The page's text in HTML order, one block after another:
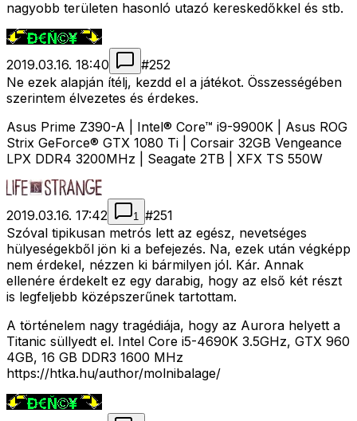
nagyobb területen hasonló utazó kereskedőkkel és stb.
2019.03.16. 18:40 #252
Ne ezek alapján ítélj, kezdd el a játékot. Összességében
szerintem élvezetes és érdekes.
Asus Prime Z390-A | Intel® Core™ i9-9900K | Asus ROG
Strix GeForce® GTX 1080 Ti | Corsair 32GB Vengeance
LPX DDR4 3200MHz | Seagate 2TB | XFX TS 550W
2019.03.16. 17:42 1 #251
Szóval tipikusan metrós lett az egész, nevetséges
hülyeségekből jön ki a befejezés. Na, ezek után végképp
nem érdekel, nézzen ki bármilyen jól. Kár. Annak
ellenére érdekelt ez egy darabig, hogy az első két részt
is legfeljebb középszerűnek tartottam.
A történelem nagy tragédiája, hogy az Aurora helyett a
Titanic süllyedt el. Intel Core i5-4690K 3.5GHz, GTX 960
4GB, 16 GB DDR3 1600 MHz
https://htka.hu/author/molnibalage/